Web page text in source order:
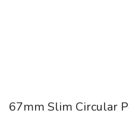
67mm Slim Circular